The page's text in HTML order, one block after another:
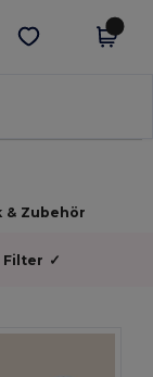
App holen
& Zubehör
Filter ✓